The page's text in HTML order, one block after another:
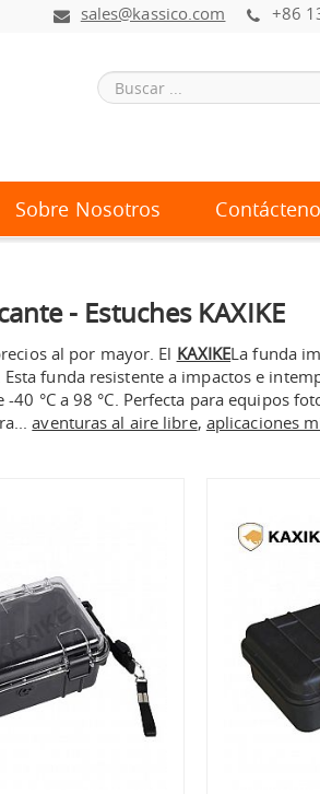
sales@kassico.com +86
Sobre Nosotros
- Estuches KAXIKE
al por mayor. El KAXIKELa funda
funda resistente a impactos e
°C a 98 °C. Perfecta para equipos
aventuras al aire libre, aplicaciones